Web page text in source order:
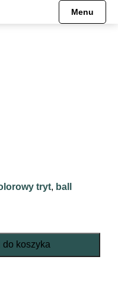
Menu
tryt, ball
do koszyka